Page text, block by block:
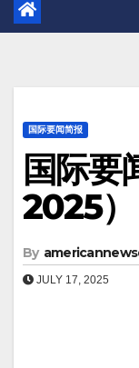
国际要闻简报
国际要
2025）
By
JULY 17, 2025